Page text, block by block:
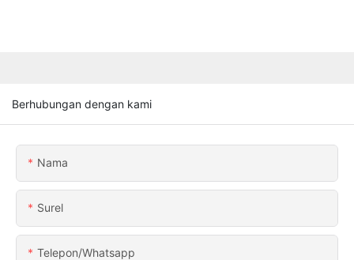
Berhubungan dengan kami
Nama
Surel
Telepon/whatsapp